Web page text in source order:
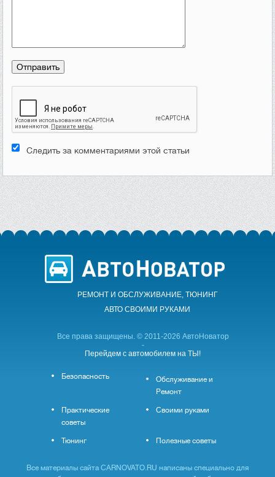
Следить за комментариями этой статьи
РЕМОНТ И ОБСЛУЖИВАНИЕ, ТЮНИНГ
АВТО CВОИМИ РУКАМИ
Все права защищены. © 2011-2026 АвтоНоватор
-
Перейдем с автомобилем на ТЫ!
Безопасность
Обслуживание и
Ремонт
Практические
советы
Своими руками
Тюнинг Полезные советы
Все материалы сайта CARNOVATO.RU написаны специально для